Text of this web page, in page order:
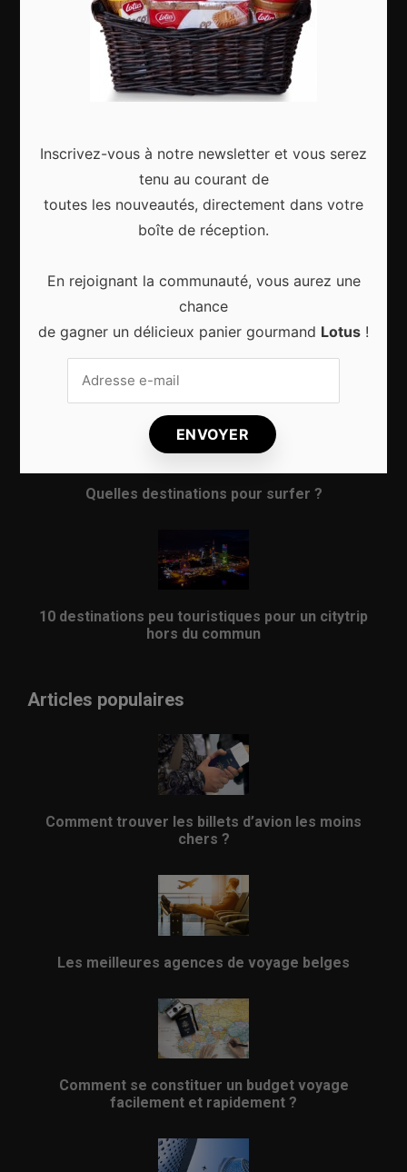
Articles récents
8 choses qui vous arrivent en prenant l’avion
Quelles destinations pour surfer ?
10 destinations peu touristiques pour un citytrip
hors du commun
Articles populaires
Comment trouver les billets d’avion les moins
chers ?
Les meilleures agences de voyage belges
Comment se constituer un budget voyage
facilement et rapidement ?
Inscrivez-vous à notre newsletter et vous serez
tenu au courant de
toutes les nouveautés, directement dans votre
boîte de réception.
En rejoignant la communauté, vous aurez une
chance
de gagner un délicieux panier gourmand Lotus !